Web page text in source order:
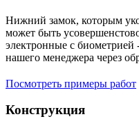
Нижний замок, которым
может быть
электронные с биометрией
нашего менеджера через
Посмотреть примеры работ
Конструкция